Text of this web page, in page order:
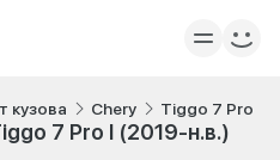
кузова Chery Tiggo 7 Pro
7 Pro I (2019-н.в.)